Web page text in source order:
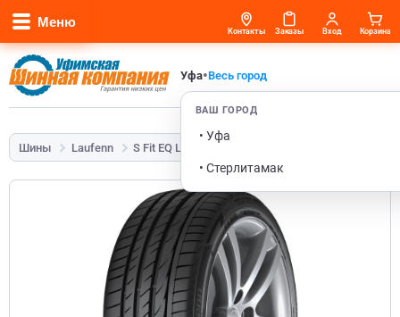
Меню
Уфа•Весь город
ВАШ ГОРОД
• Уфа
• Стерлитамак
Контакты Заказы Вход Корзина
Шины Laufenn S Fit EQ LK01